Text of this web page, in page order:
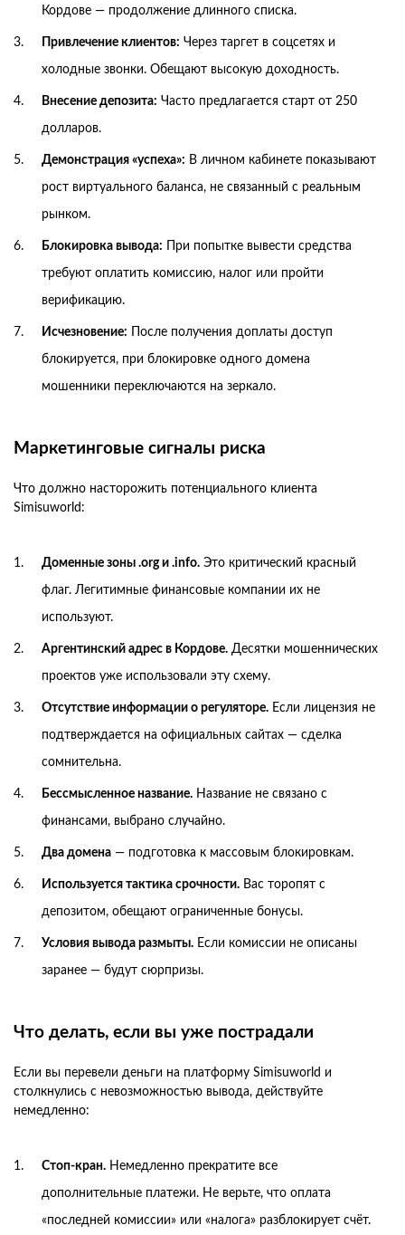
Кордове — продолжение длинного списка.
Привлечение клиентов: Через таргет в соцсетях и
холодные звонки. Обещают высокую доходность.
Внесение депозита: Часто предлагается старт от 250
долларов.
Демонстрация «успеха»: В личном кабинете показывают
рост виртуального баланса, не связанный с реальным
рынком.
Блокировка вывода: При попытке вывести средства
требуют оплатить комиссию, налог или пройти
верификацию.
Исчезновение: После получения доплаты доступ
блокируется, при блокировке одного домена
мошенники переключаются на зеркало.
Маркетинговые сигналы риска
Что должно насторожить потенциального клиента
Simisuworld:
Доменные зоны .org и .info. Это критический красный
флаг. Легитимные финансовые компании их не
используют.
Аргентинский адрес в Кордове. Десятки мошеннических
проектов уже использовали эту схему.
Отсутствие информации о регуляторе. Если лицензия не
подтверждается на официальных сайтах — сделка
сомнительна.
Бессмысленное название. Название не связано с
финансами, выбрано случайно.
Два домена — подготовка к массовым блокировкам.
Используется тактика срочности. Вас торопят с
депозитом, обещают ограниченные бонусы.
Условия вывода размыты. Если комиссии не описаны
заранее — будут сюрпризы.
Что делать, если вы уже пострадали
Если вы перевели деньги на платформу Simisuworld и
столкнулись с невозможностью вывода, действуйте
немедленно:
Стоп-кран. Немедленно прекратите все
дополнительные платежи. Не верьте, что оплата
«последней комиссии» или «налога» разблокирует счёт.